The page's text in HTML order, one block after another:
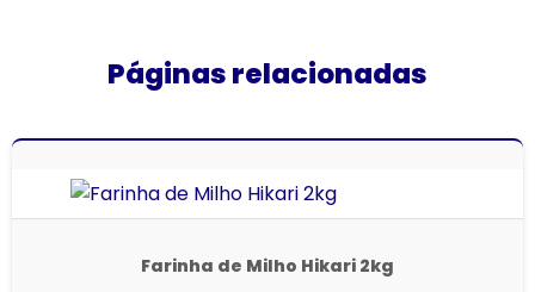
Páginas relacionadas
Farinha de Milho Hikari 2kg